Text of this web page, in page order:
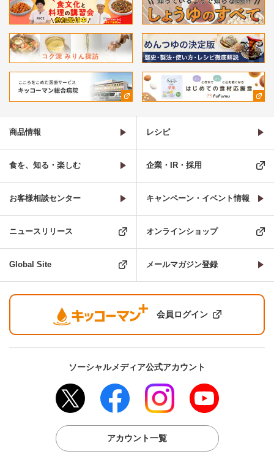
商品情報 レシピ
食を、知る・楽しむ 企業・IR・採用
お客様相談センター キャンペーン・イベント情報
ニュースリリース オンラインショップ
Global Site メールマガジン登録
会員ログイン
ソーシャルメディア公式アカウント
アカウント一覧